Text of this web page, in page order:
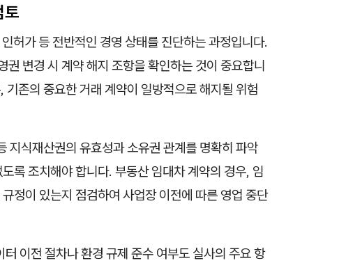
토
허가 등 전반적인 경영 상태를 진단하는 과정입니다.
변경 시 계약 해지 조항을 확인하는 것이 중요합니
존의 중요한 거래 계약이 일방적으로 해지될 위험
지식재산권의 유효성과 소유권 관계를 명확히 파악
록 조치해야 합니다. 부동산 임대차 계약의 경우, 임
정이 있는지 점검하여 사업장 이전에 따른 영업 중단
이전 절차나 환경 규제 준수 여부도 실사의 주요 항